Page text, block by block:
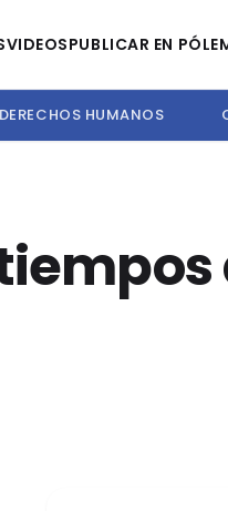
VIDEOSPUBLICAR EN
DERECHOS HUMANOS